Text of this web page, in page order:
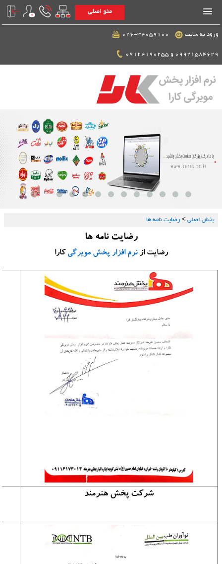
منو اصلی
ورود به سایت
بخش اصلي > رضایت نامه ها
رضایت نامه ها
رضایت ازنرم افزار پخش مویرگی کارا
شرکت پخش هنرمند